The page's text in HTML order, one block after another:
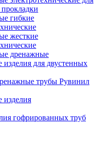
гибкие
жесткие
дренажные
для двустенных
трубы Рувинил
гофрированных труб